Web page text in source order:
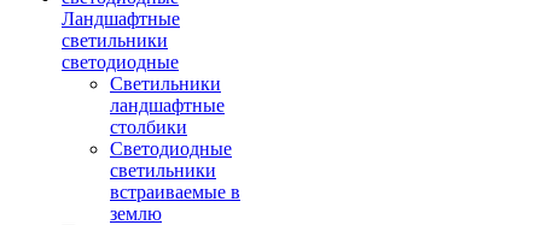
Ландшафтные
светильники
светодиодные
Светильники
ландшафтные
столбики
Светодиодные
светильники
встраиваемые в
землю